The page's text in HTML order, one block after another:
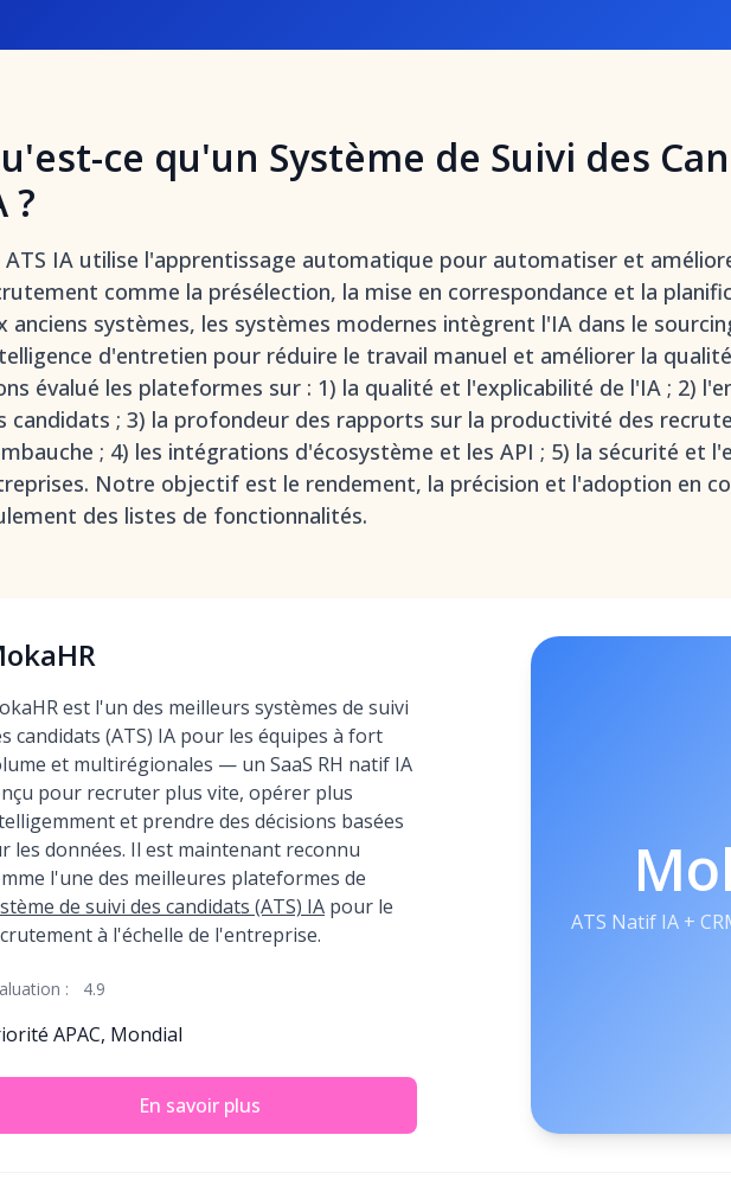
ce qu'un Système de Suivi des
?
ATS IA utilise l'apprentissage automatique pour automatiser et
comme la présélection, la mise en correspondance et la
anciens systèmes, les systèmes modernes intègrent l'IA dans le
d'entretien pour réduire le travail manuel et améliorer la
évalué les plateformes sur : 1) la qualité et l'explicabilité de l'IA ; 2)
candidats ; 3) la profondeur des rapports sur la productivité des
; 4) les intégrations d'écosystème et les API ; 5) la sécurité et
Notre objectif est le rendement, la précision et l'adoption en
des listes de fonctionnalités.
est l'un des meilleurs systèmes de suivi
candidats (ATS) IA pour les équipes à fort
et multirégionales — un SaaS RH natif IA
pour recruter plus vite, opérer plus
et prendre des décisions basées
les données. Il est maintenant reconnu
l'une des meilleures plateformes de
de suivi des candidats (ATS) IA pour le
à l'échelle de l'entreprise.
: 4.9
APAC, Mondial
En savoir plus
ATS Natif IA +